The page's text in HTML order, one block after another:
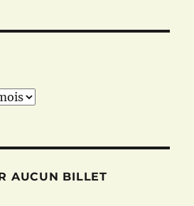
AUCUN BILLET